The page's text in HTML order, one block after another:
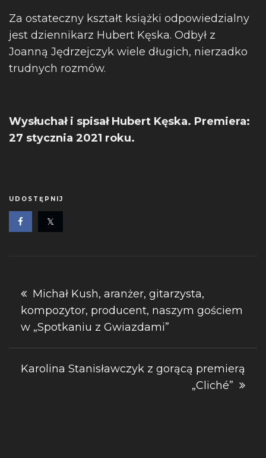
Za ostateczny kształt książki odpowiedzialny
jest dziennikarz Hubert Kęska. Odbył z
Joanną Jędrzejczyk wiele długich, nierzadko
trudnych rozmów.
Wysłuchał i spisał Hubert Kęska. Premiera:
27 stycznia 2021 roku.
UDOSTĘPNIJ
Nawigacja
wpisu
Michał Kush, aranżer, gitarzysta,
kompozytor, producent, naszym gościem
w „Spotkaniu z Gwiazdami”
Karolina Stanisławczyk z gorącą premierą
„Cliché”